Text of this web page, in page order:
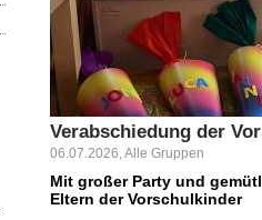
Verabschiedung der
06.07.2026, Alle Gruppen
Mit großer Party und
Eltern der Vorschulkinder